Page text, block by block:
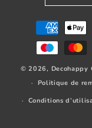
Modes
paiement
© 2026, Decohappy
Politique de
Conditions